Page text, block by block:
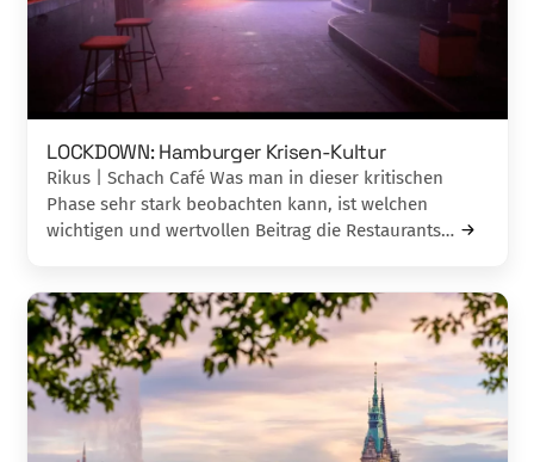
LOCKDOWN: Hamburger Krisen-Kultur
Rikus | Schach Café Was man in dieser kritischen
Phase sehr stark beobachten kann, ist welchen
wichtigen und wertvollen Beitrag die Restaurants…